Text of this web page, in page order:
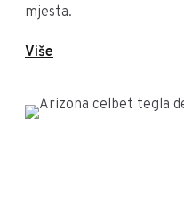
mjesta.
Više